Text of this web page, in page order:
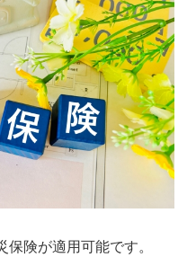
険が適用可能です。